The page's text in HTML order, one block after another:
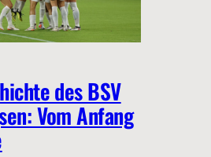
des BSV
Vom Anfang